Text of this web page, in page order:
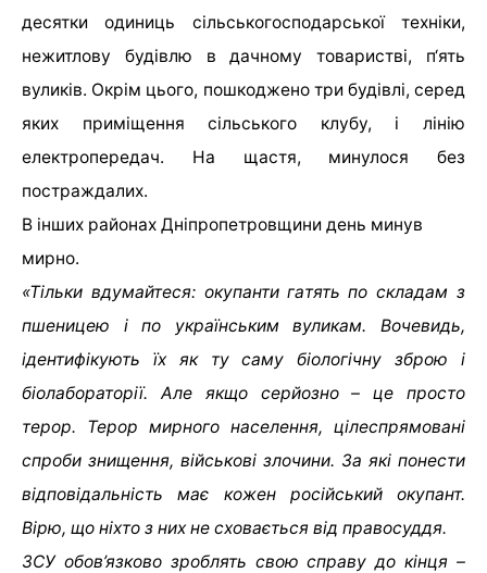
десятки одиниць сільськогосподарської техніки,
нежитлову будівлю в дачному товаристві, п‘ять
вуликів. Окрім цього, пошкоджено три будівлі, серед
яких приміщення сільського клубу, і лінію
електропередач. На щастя, минулося без
постраждалих.
В інших районах Дніпропетровщини день минув
мирно.
«Тільки вдумайтеся: окупанти гатять по складам з
пшеницею і по українським вуликам. Вочевидь,
ідентифікують їх як ту саму біологічну зброю і
біолабораторії. Але якщо серйозно – це просто
терор. Терор мирного населення, цілеспрямовані
спроби знищення, військові злочини. За які понести
відповідальність має кожен російський окупант.
Вірю, що ніхто з них не сховається від правосуддя.
ЗСУ обов’язково зроблять свою справу до кінця –